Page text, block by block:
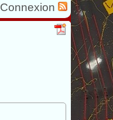
Connexion